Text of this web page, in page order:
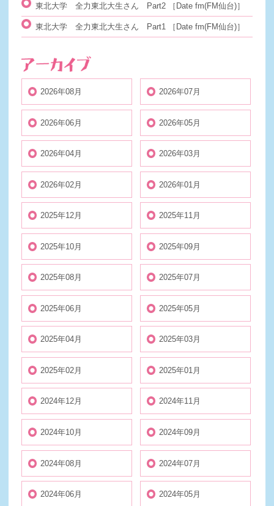
東北大学 全力東北大生さん Part2 ［Date fm(FM仙台)］
東北大学 全力東北大生さん Part1 ［Date fm(FM仙台)］
2026年08月 2026年07月
2026年06月 2026年05月
2026年04月 2026年03月
2026年02月 2026年01月
2025年12月 2025年11月
2025年10月 2025年09月
2025年08月 2025年07月
2025年06月 2025年05月
2025年04月 2025年03月
2025年02月 2025年01月
2024年12月 2024年11月
2024年10月 2024年09月
2024年08月 2024年07月
2024年06月 2024年05月